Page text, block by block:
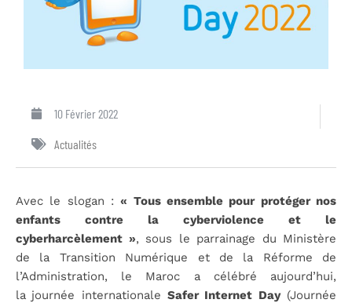
10 Février 2022
Actualités
Avec le slogan :« Tous ensemble pour protéger nos
enfants contre la cyberviolence et le
cyberharcèlement », sous le parrainage du Ministère
de la Transition Numérique et de la Réforme de
l’Administration, le Maroc a célébré aujourd’hui,
la journée internationaleSafer Internet Day(Journée